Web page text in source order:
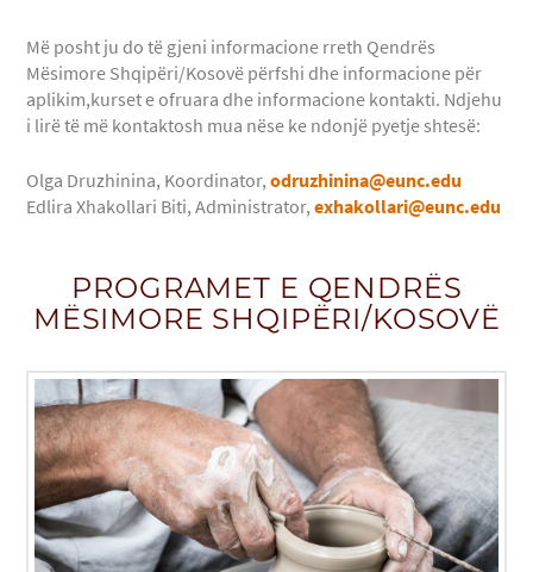
Më posht ju do të gjeni informacione rreth Qendrës
Mësimore Shqipëri/Kosovë përfshi dhe informacione për
aplikim,kurset e ofruara dhe informacione kontakti. Ndjehu
i lirë të më kontaktosh mua nëse ke ndonjë pyetje shtesë:
Olga Druzhinina, Koordinator,odruzhinina@eunc.edu
Edlira Xhakollari Biti, Administrator,exhakollari@eunc.edu
PROGRAMET E QENDRËS
MËSIMORE SHQIPËRI/KOSOVË